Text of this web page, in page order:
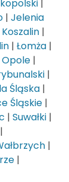
|
| Jelenia
Koszalin |
| Łomża |
Opole |
|
Śląska |
Śląskie |
| Suwałki |
|
|
|